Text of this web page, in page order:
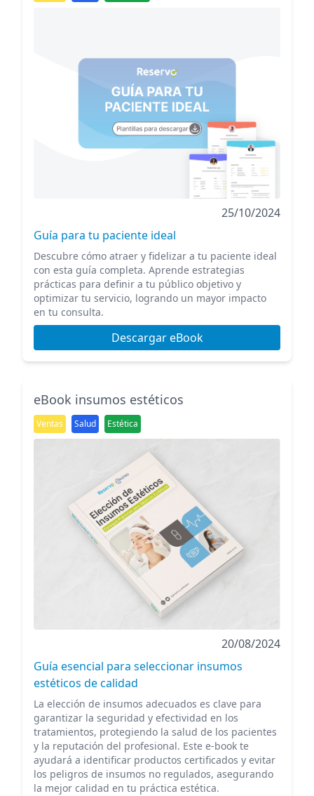
25/10/2024
Guía para tu paciente ideal
Descubre cómo atraer y fidelizar a tu paciente ideal
con esta guía completa. Aprende estrategias
prácticas para definir a tu público objetivo y
optimizar tu servicio, logrando un mayor impacto
en tu consulta.
Descargar eBook
eBook insumos estéticos
Ventas Salud Estética
20/08/2024
Guía esencial para seleccionar insumos
estéticos de calidad
La elección de insumos adecuados es clave para
garantizar la seguridad y efectividad en los
tratamientos, protegiendo la salud de los pacientes
y la reputación del profesional. Este e-book te
ayudará a identificar productos certificados y evitar
los peligros de insumos no regulados, asegurando
la mejor calidad en tu práctica estética.